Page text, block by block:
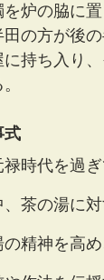
を炉の脇に
田の方が後
に持ち入り
式
時代を過ぎ
、茶の湯に
の精神を高